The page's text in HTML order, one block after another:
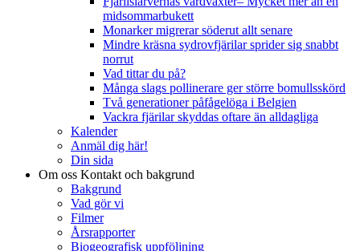
midsommarbukett
Monarker migrerar söderut allt senare
Mindre kräsna sydrovfjärilar sprider sig snabbt
norrut
Vad tittar du på?
Många slags pollinerare ger större bomullsskörd
Två generationer påfågelöga i Belgien
Vackra fjärilar skyddas oftare än alldagliga
Kalender
Anmäl dig här!
Din sida
Om oss Kontakt och bakgrund
Bakgrund
Vad gör vi
Filmer
Årsrapporter
Biogeografisk uppföljning